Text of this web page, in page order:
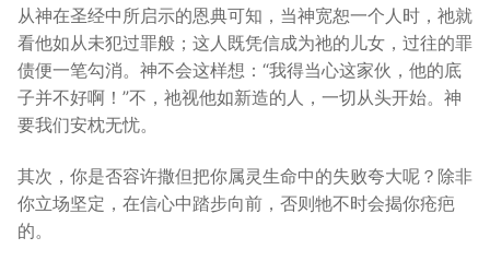
从神在圣经中所启示的恩典可知，当神宽恕一个人时，祂就
看他如从未犯过罪般；这人既凭信成为祂的儿女，过往的罪
债便一笔勾消。神不会这样想：“我得当心这家伙，他的底
子并不好啊！”不，祂视他如新造的人，一切从头开始。神
要我们安枕无忧。
其次，你是否容许撒但把你属灵生命中的失败夸大呢？除非
你立场坚定，在信心中踏步向前，否则牠不时会揭你疮疤
的。